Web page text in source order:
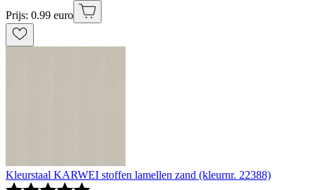
Prijs: 0.99 euro
Kleurstaal KARWEI stoffen lamellen zand (kleurnr. 22388)